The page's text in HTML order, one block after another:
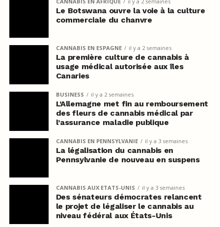
Le Botswana ouvre la voie à la culture
commerciale du chanvre
CANNABIS EN ESPAGNE il y a 2 semaines
La première culture de cannabis à
usage médical autorisée aux îles
Canaries
BUSINESS il y a 2 semaines
L’Allemagne met fin au remboursement
des fleurs de cannabis médical par
l’assurance maladie publique
CANNABIS EN PENNSYLVANIE il y a 3 semaines
La légalisation du cannabis en
Pennsylvanie de nouveau en suspens
CANNABIS AUX ETATS-UNIS il y a 3 semaines
Des sénateurs démocrates relancent
le projet de légaliser le cannabis au
niveau fédéral aux États-Unis